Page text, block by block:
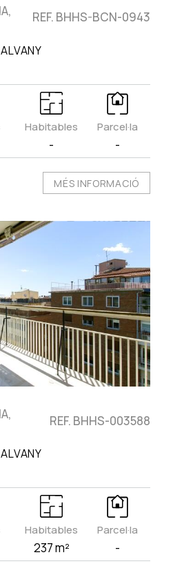
REF. BHHS-BCN-0943
Habitables
-
Parcel·la
-
MÉS INFORMACIÓ
REF. BHHS-003588
Habitables
237 m²
Parcel·la
-